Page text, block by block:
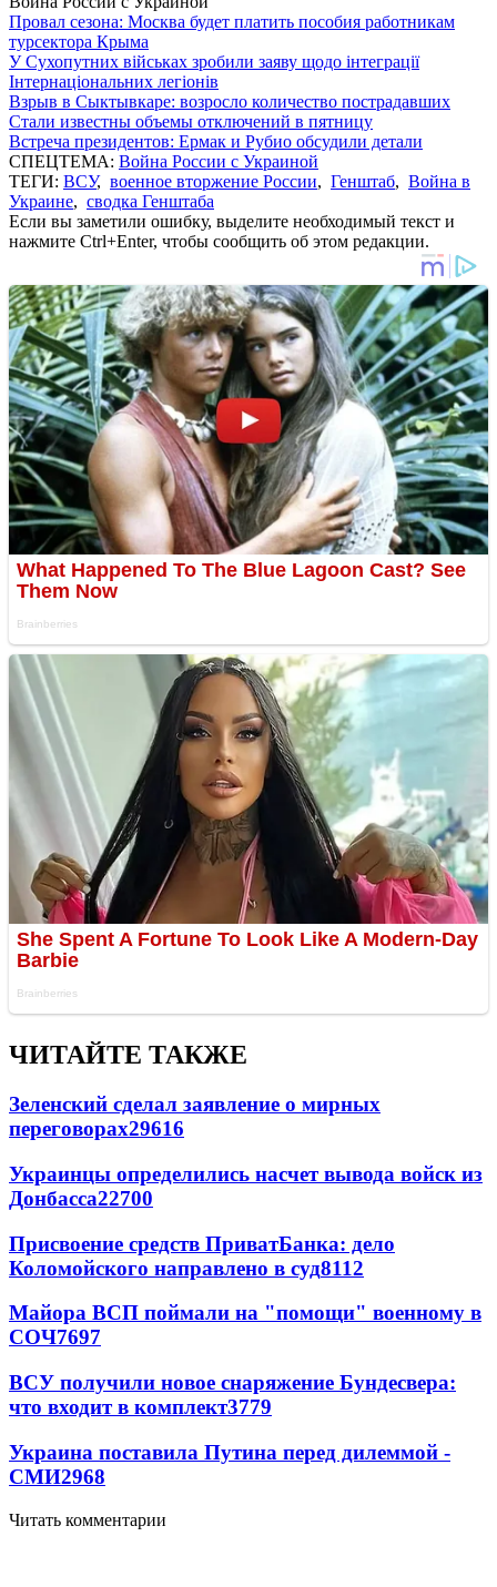
Провал сезона: Москва будет платить пособия работникам
турсектора Крыма
У Сухопутних військах зробили заяву щодо інтеграції
Інтернаціональних легіонів
Взрыв в Сыктывкаре: возросло количество пострадавших
Стали известны объемы отключений в пятницу
Встреча президентов: Ермак и Рубио обсудили детали
СПЕЦТЕМА: Война России с Украиной
ТЕГИ: ВСУ, военное вторжение России, Генштаб, Война в
Украине, сводка Генштаба
Если вы заметили ошибку, выделите необходимый текст и
нажмите Ctrl+Enter, чтобы сообщить об этом редакции.
ЧИТАЙТЕ ТАКЖЕ
Зеленский сделал заявление о мирных
переговорах29616
Украинцы определились насчет вывода войск из
Донбасса22700
Присвоение средств ПриватБанка: дело
Коломойского направлено в суд8112
Майора ВСП поймали на "помощи" военному в
СОЧ7697
ВСУ получили новое снаряжение Бундесвера:
что входит в комплект3779
Украина поставила Путина перед дилеммой -
СМИ2968
Читать комментарии